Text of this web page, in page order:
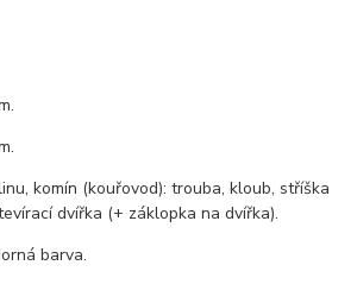
komín (kouřovod): trouba, kloub, stříška
dvířka (+ záklopka na dvířka).
barva.